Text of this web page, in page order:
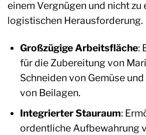
einem Vergnügen und nicht zu
logistischen Herausforderung.
Großzügige Arbeitsfläche:
für die Zubereitung von
Schneiden von Gemüse
von Beilagen.
Integrierter Stauraum:
ordentliche Aufbewahrung